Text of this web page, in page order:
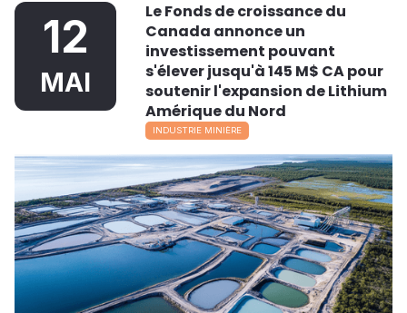
12
MAI
Le Fonds de croissance du
Canada annonce un
investissement pouvant
s'élever jusqu'à 145 M$ CA pour
soutenir l'expansion de Lithium
Amérique du Nord
INDUSTRIE MINIÈRE